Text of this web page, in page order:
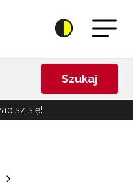
Szukaj
się!